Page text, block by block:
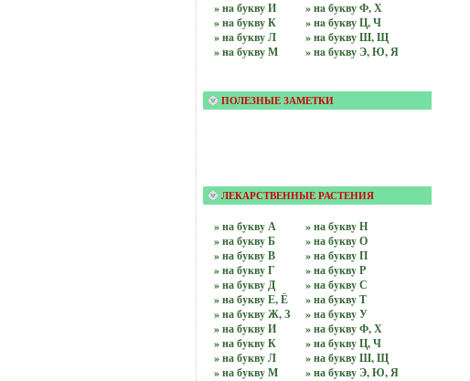
» нa букву И
» нa букву К
» нa букву Л
» нa букву М
» нa букву Ф, Х
» нa букву Ц, Ч
» нa букву Ш, Щ
» нa букву Э, Ю, Я
ПОЛЕЗНЫЕ ЗАМЕТКИ
ЛЕКАРСТВЕННЫЕ РАСТЕНИЯ
» на бyквy А
» на бyквy Б
» на бyквy В
» на бyквy Г
» на бyквy Д
» на бyквy Е, Ё
» на бyквy Ж, З
» на бyквy И
» на бyквy К
» на бyквy Л
» на бyквy М
» на бyквy Н
» на бyквy О
» на бyквy П
» на бyквy Р
» на бyквy С
» на бyквy Т
» на бyквy У
» на бyквy Ф, Х
» на бyквy Ц, Ч
» на бyквy Ш, Щ
» на бyквy Э, Ю, Я